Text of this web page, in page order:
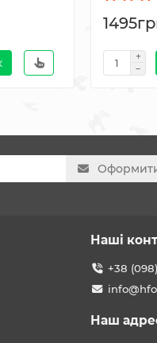
Наші
+38
Наш